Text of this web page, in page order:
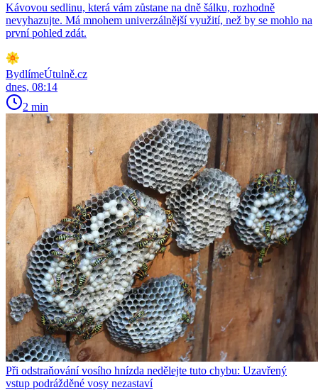
Kávovou sedlinu, která vám zůstane na dně šálku, rozhodně
nevyhazujte. Má mnohem univerzálnější využití, než by se mohlo na
první pohled zdát.
BydlímeÚtulně.cz
dnes, 08:14
2 min
Při odstraňování vosího hnízda nedělejte tuto chybu: Uzavřený
vstup podrážděné vosy nezastaví